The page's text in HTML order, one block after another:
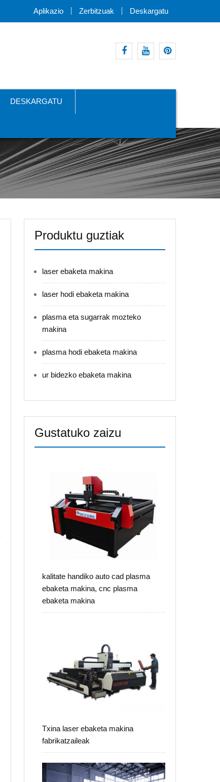
Aplikazio Zerbitzuak Deskargatu
DESKARGATU
Produktu guztiak
laser ebaketa makina
laser hodi ebaketa makina
plasma eta sugarrak mozteko
makina
plasma hodi ebaketa makina
ur bidezko ebaketa makina
Gustatuko zaizu
kalitate handiko auto cad plasma
ebaketa makina, cnc plasma
ebaketa makina
Txina laser ebaketa makina
fabrikatzaileak